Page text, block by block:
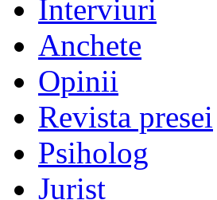
Interviuri
Anchete
Opinii
Revista presei
Psiholog
Jurist